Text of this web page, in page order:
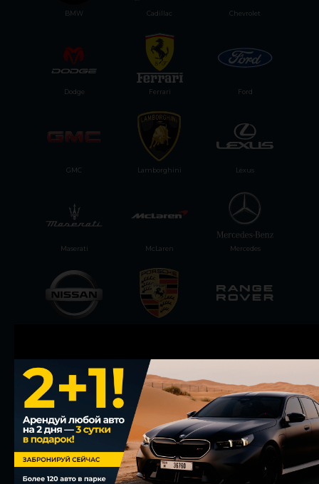
Zeekr
GMC
Dodge Ford
BMW
Mercedes
McLaren
Maserati
Lexus
Lamborghini
Ferrari
Chevrolet
Cadillac